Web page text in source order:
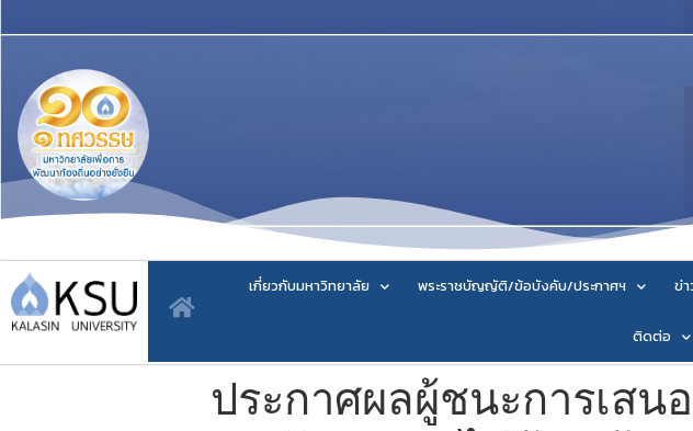
เกี่ยวกับมหาวิทยาลัย พระราชบัญญัติ/ข้อบังคับ/ประกาศฯ ข่
ติดต่อ
ประกาศผลผู้ชนะการเสน